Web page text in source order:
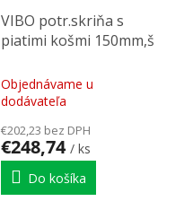
VIBO potr.skriňa s
piatimi košmi 150mm,š
Objednávame u
dodávateľa
€202,23 bez DPH
€248,74 / ks
Do košíka